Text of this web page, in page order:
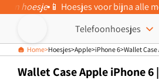
Meteen naar
hoesje📱 Hoesjes voor bijna alle
Telefoonhoesjes
Home Hoesjes Apple iPhone 6 Wallet Case
Wallet Case Apple iPhone 6